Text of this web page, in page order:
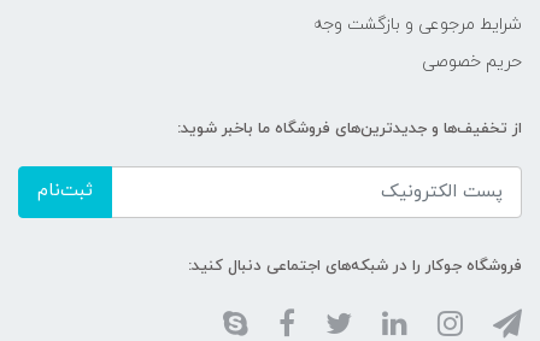
شرایط مرجوعی و بازگشت وجه
حریم خصوصی
از تخفیف‌ها و جدیدترین‌های فروشگاه ما باخبر شوید:
ثبت‌نام
فروشگاه جوکار را در شبکه‌های اجتماعی دنبال کنید: